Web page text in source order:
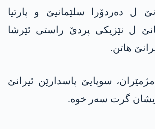
ل دەردۆرا سلێمانیێ و پارتیا
ل نێزیکی پردێ راستی ئێرشا
ھاتن.
سوپایێ پاسدارێن ئیرانێ
گرت سەر خوە.